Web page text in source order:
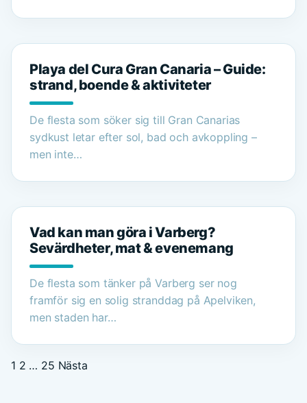
Playa del Cura Gran Canaria – Guide:
strand, boende & aktiviteter
De flesta som söker sig till Gran Canarias
sydkust letar efter sol, bad och avkoppling –
men inte…
Vad kan man göra i Varberg?
Sevärdheter, mat & evenemang
De flesta som tänker på Varberg ser nog
framför sig en solig stranddag på Apelviken,
men staden har…
1 2 … 25 Nästa